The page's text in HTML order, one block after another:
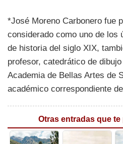
*José Moreno Carbonero fue
considerado como uno de los
de historia del siglo XIX,
profesor, catedrático de
Academia de Bellas Artes de
académico correspondiente
Otras entradas que